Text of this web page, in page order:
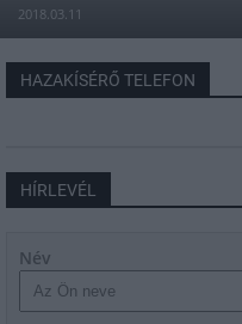
2018.03.11
HAZAKÍSÉRŐ TELEFON
HÍRLEVÉL
Név